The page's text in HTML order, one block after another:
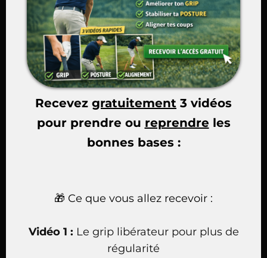
Recevez gratuitement 3 vidéos
pour prendre ou reprendre les
bonnes bases :
🎁 Ce que vous allez recevoir :
Vidéo 1 : Le grip libérateur pour plus de
régularité